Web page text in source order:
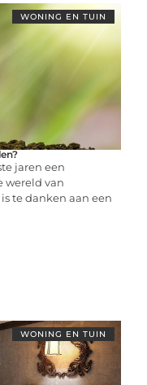
WONING EN TUIN
jaren een
wereld van
te danken aan een
WONING EN TUIN